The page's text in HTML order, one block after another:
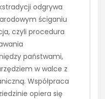
odgrywa
ściganiu
czyli procedura
państwami,
w walce z
Współpraca
opiera się